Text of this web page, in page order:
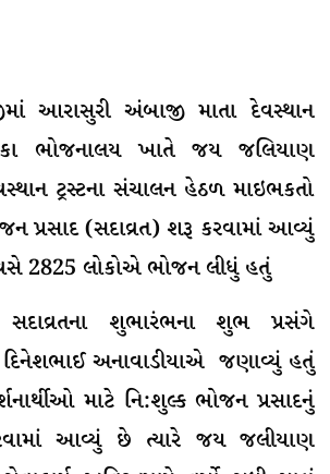
આરાસુરી અંબાજી માતા દેવસ્થાન
ભોજનાલય ખાતે જય જલિયાણ
ટ્રસ્ટના સંચાલન હેઠળ માઇભકતો
પ્રસાદ (સદાવ્રત) શરૂ કરવામાં આવ્યું
2825 લોકોએ ભોજન લીધું હતું
શુભારંભના શુભ પ્રસંગે
અનાવાડીયાએ જણાવ્યું હતું
માટે નિ:શુલ્ક ભોજન પ્રસાદનું
આવ્યું છે ત્યારે જય જલીયાણ‌